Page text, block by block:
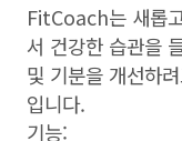
FitCoach는 새롭
서 건강한 습관을
및 기분을 개선하
입니다.
기능: